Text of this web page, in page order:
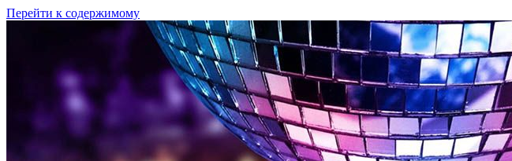
Перейти к содержимому